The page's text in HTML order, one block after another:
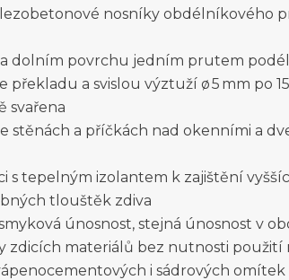
nosníky obdélníkového
dolním povrchu jedním prutem
překladu a svislou výztuží ø 5 mm po
svařena
stěnách a příčkách nad okenními a
s tepelným izolantem k zajištění
tlouštěk zdiva
únosnost, stejná únosnost v
zdicích materiálů bez nutnosti
i sádrových omítek